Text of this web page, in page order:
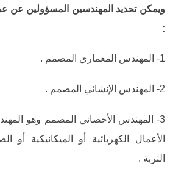
ويمكن تحديد المهندسين المسؤولين عن
:
1- المهندس المعماري المصمم .
2- المهندس الإنشائي المصمم .
3- المهندس الأخصائي المصمم وهو
الأعمال الكهربائية أو الميكانيكية أو
التربة .